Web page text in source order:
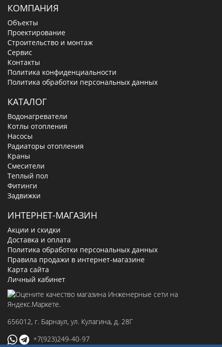
КОМПАНИЯ
Объекты
Проектирование
Строительство и монтаж
Сервис
Контакты
Политика конфиденциальности
Политика обработки персональных данных
КАТАЛОГ
Водонагреватели
Котлы отопления
Насосы
Радиаторы отопления
Краны
Смесители
Теплый пол
Фитинги
Задвижки
ИНТЕРНЕТ-МАГАЗИН
Акции и скидки
Доставка и оплата
Политика обработки персональных данных
Правила продажи в интернет-магазине
Карта сайта
Личный кабинет
656012, г. Барнаул, ул. Кулагина, д. 28Г
+7(923)249-40-97